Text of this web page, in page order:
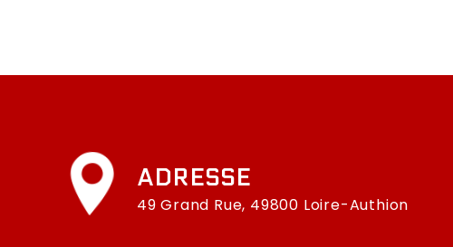
ADRESSE
49 Grand Rue, 49800 Loire-Authion